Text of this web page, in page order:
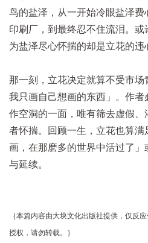
鸟的盐泽，从一开始冷眼盐泽
印刷厂，到最终忍不住流泪。或
为盐泽尽心怀揣的却是立花的违
那一刻，立花决定就算不受市场
我只画自己想画的东西」。作
作空洞的一面，唯有筛去虚假
者怀揣。回顾一生，立花也算
画，在那麽多的世界中活过了
与延续。
｛本篇内容由大块文化出版社提供，仅反
授权，请勿转载。｝